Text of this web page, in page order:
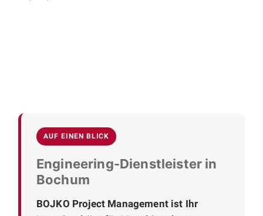
AUF EINEN BLICK
Engineering-Dienstleister in
Bochum
BOJKO Project Management ist Ihr